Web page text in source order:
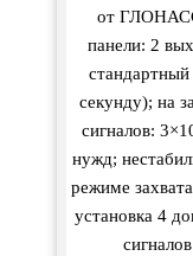
от
панели: 2
секунду); на
сигналов:
нужд;
режиме
установка 4